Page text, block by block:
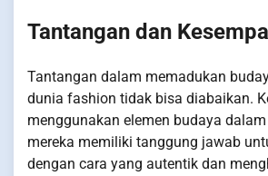
Tantangan dan
Tantangan dalam memadukan
dunia fashion tidak bisa diabaikan.
menggunakan elemen budaya
mereka memiliki tanggung jawab
dengan cara yang autentik dan